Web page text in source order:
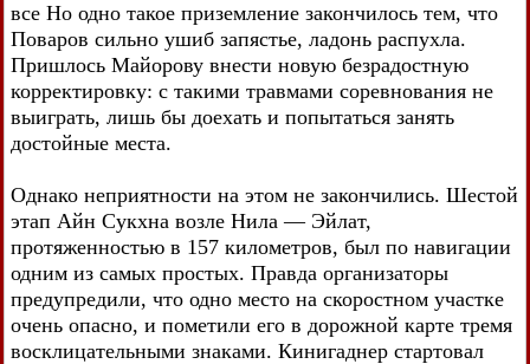
все Но одно такое приземление закончилось тем, что
Поваров сильно ушиб запястье, ладонь распухла.
Пришлось Майорову внести новую безрадостную
корректировку: с такими травмами соревнования не
выиграть, лишь бы доехать и попытаться занять
достойные места.
Однако неприятности на этом не закончились. Шестой
этап Айн Сукхна возле Нила — Эйлат,
протяженностью в 157 километров, был по навигации
одним из самых простых. Правда организаторы
предупредили, что одно место на скоростном участке
очень опасно, и пометили его в дорожной карте тремя
восклицательными знаками. Кинигаднер стартовал